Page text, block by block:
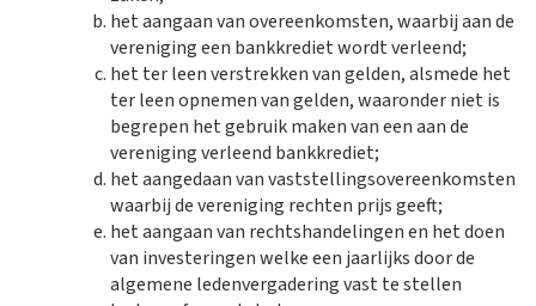
het aangaan van overeenkomsten, waarbij aan de
vereniging een bankkrediet wordt verleend;
het ter leen verstrekken van gelden, alsmede het
ter leen opnemen van gelden, waaronder niet is
begrepen het gebruik maken van een aan de
vereniging verleend bankkrediet;
het aangedaan van vaststellingsovereenkomsten
waarbij de vereniging rechten prijs geeft;
het aangaan van rechtshandelingen en het doen
van investeringen welke een jaarlijks door de
algemene ledenvergadering vast te stellen